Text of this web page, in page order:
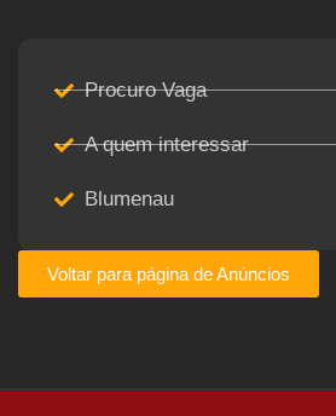
Procuro Vaga
A quem interessar
Blumenau
Voltar para página de Anúncios